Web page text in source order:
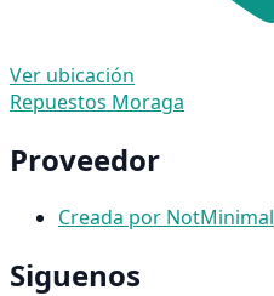
Ver ubicación
Repuestos Moraga
Proveedor
Creada por NotMinimal
Siguenos